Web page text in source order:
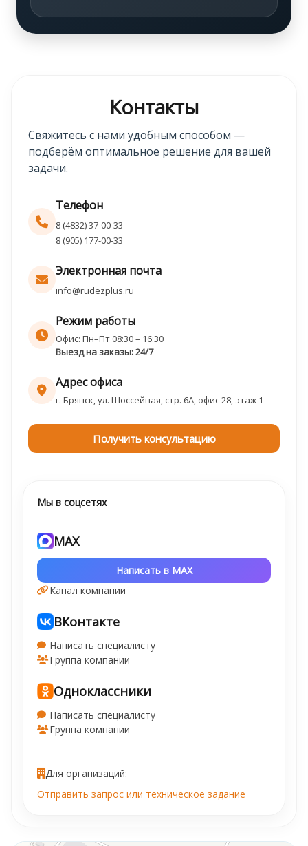
Контакты
Свяжитесь с нами удобным способом —
подберём оптимальное решение для вашей
задачи.
Телефон
8 (4832) 37-00-33
8 (905) 177-00-33
Электронная почта
info@rudezplus.ru
Режим работы
Офис: Пн–Пт 08:30 – 16:30
Выезд на заказы: 24/7
Адрес офиса
г. Брянск, ул. Шоссейная, стр. 6А, офис 28, этаж 1
Получить консультацию
Мы в соцсетях
MAX
Написать в MAX
Канал компании
ВКонтакте
Написать специалисту
Группа компании
Одноклассники
Написать специалисту
Группа компании
Для организаций:
Отправить запрос или техническое задание